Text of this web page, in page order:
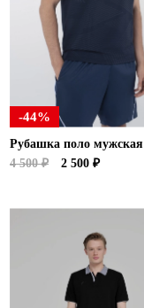
-44%
Рубашка поло мужская
4 500 ₽
2 500 ₽